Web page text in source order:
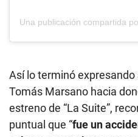
Así lo terminó
Tomás Marsano hacia
estreno de “La Suite”,
puntual que “fue un